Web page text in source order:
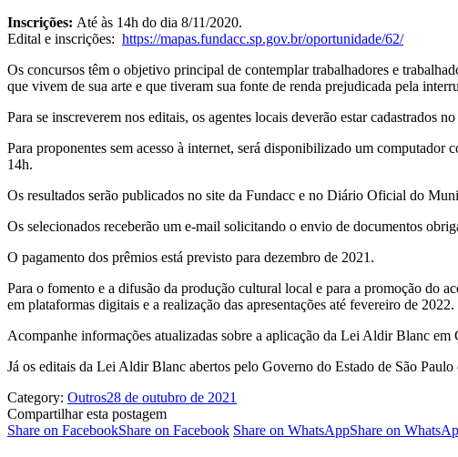
Inscrições: Até às 14h do dia 8/11/2020.
Edital e inscrições: https://mapas.fundacc.sp.gov.br/oportunidade/62/
Os concursos têm o objetivo principal de contemplar trabalhadores e
que vivem de sua arte e que tiveram sua fonte de renda prejudicada pela
Para se inscreverem nos editais, os agentes locais deverão estar cadastrados no
Para proponentes sem acesso à internet, será disponibilizado um computador
14h.
Os resultados serão publicados no site da Fundacc e no Diário Oficial do
Os selecionados receberão um e-mail solicitando o envio de documentos
O pagamento dos prêmios está previsto para dezembro de 2021.
Para o fomento e a difusão da produção cultural local e para a promoção do
em plataformas digitais e a realização das apresentações até fevereiro de 2022.
Acompanhe informações atualizadas sobre a aplicação da Lei Aldir Blanc em
Já os editais da Lei Aldir Blanc abertos pelo Governo do Estado de São Paulo
Category: Outros28 de outubro de 2021
Compartilhar esta postagem
Share on FacebookShare on Facebook Share on WhatsAppShare on